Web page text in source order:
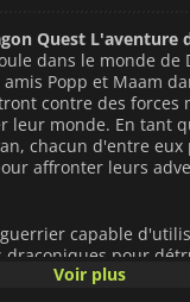
Quest L'aventure
dans le monde de
amis Popp et Maam
contre des forces
leur monde. En tant
chacun d'entre
affronter leurs
capable
draconiques pour
Maa est une
Voir plus